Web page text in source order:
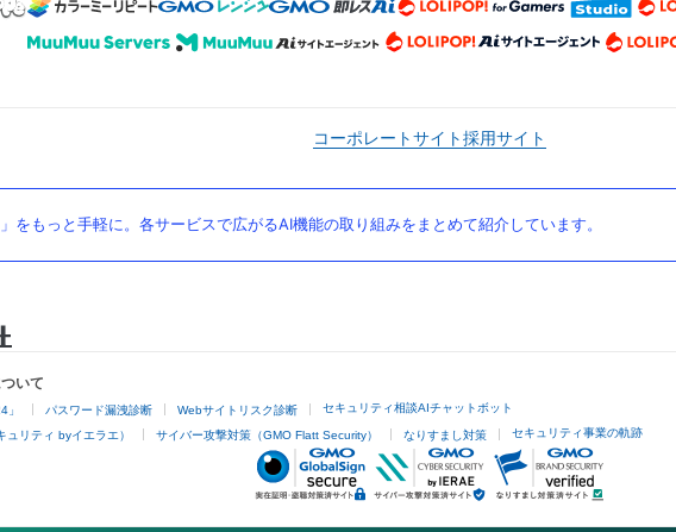
コーポレートサイト採用サイト
をもっと手軽に。各サービスで広がるAI機能の取り組みをまとめて紹介しています。
いて
」 パスワード漏洩診断 Webサイトリスク診断 セキュリティ相談AIチャットボット
リティ byイエラエ） サイバー攻撃対策（GMO Flatt Security） なりすまし対策 セキュリティ事業の軌跡